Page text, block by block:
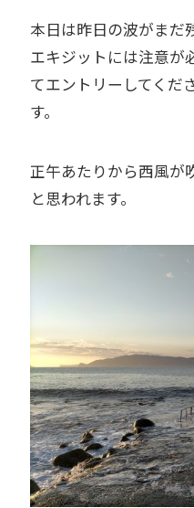
本日は昨日の波がまだ
エキジットには注意が
てエントリーしてくだ
す。
正午あたりから西風が
と思われます。